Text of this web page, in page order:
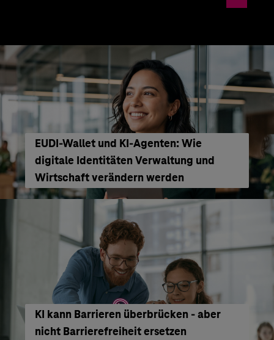
EUDI-Wallet und KI-Agenten: Wie
digitale Identitäten Verwaltung und
Wirtschaft verändern werden
KI kann Barrieren überbrücken - aber
nicht Barrierefreiheit ersetzen